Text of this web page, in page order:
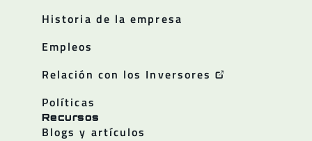
Historia de la empresa
Empleos
Relación con los Inversores
Políticas
Recursos
Blogs y artículos